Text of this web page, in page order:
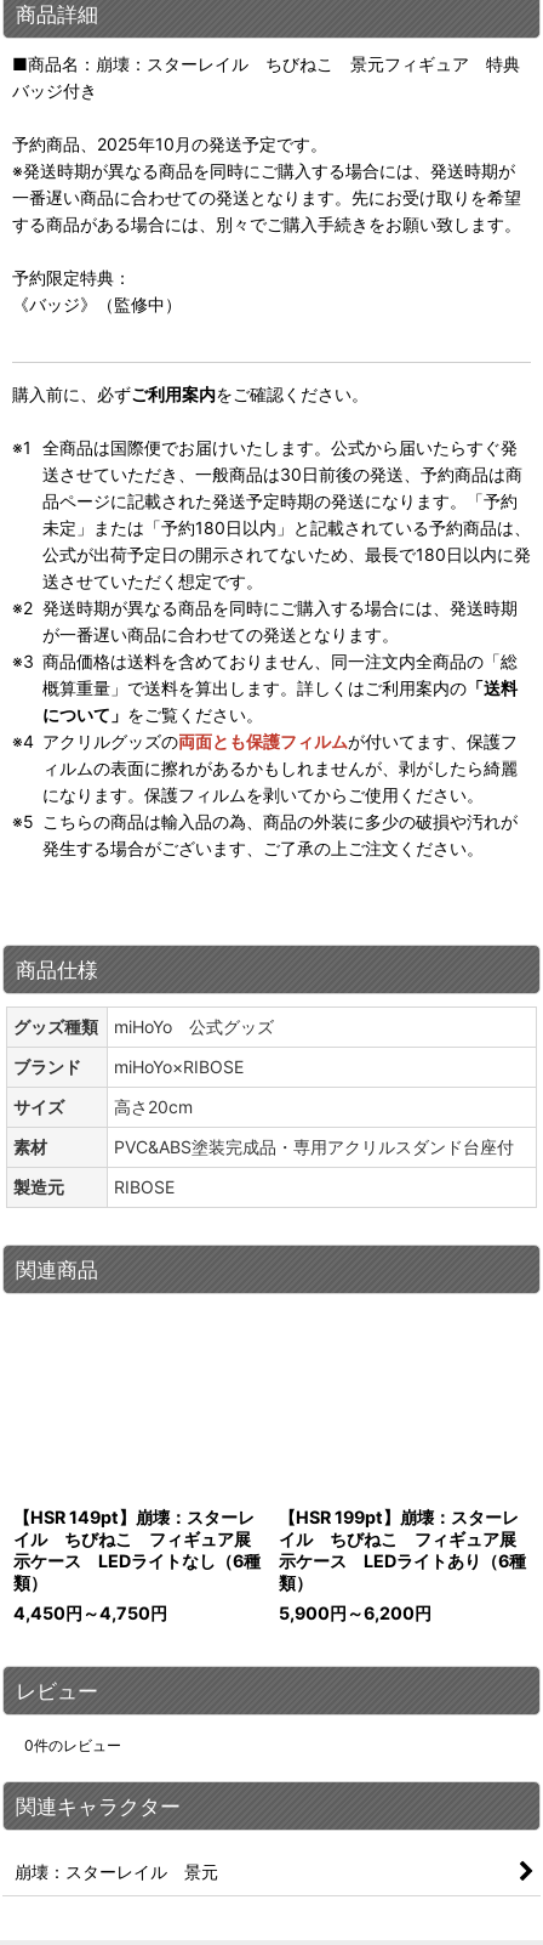
商品詳細
■商品名：崩壊：スターレイル ちびねこ 景元フィギュア 特典
バッジ付き
予約商品、2025年10月の発送予定です。
※発送時期が異なる商品を同時にご購入する場合には、発送時期が
一番遅い商品に合わせての発送となります。先にお受け取りを希望
する商品がある場合には、別々でご購入手続きをお願い致します。
予約限定特典：
《バッジ》（監修中）
購入前に、必ずご利用案内をご確認ください。
全商品は国際便でお届けいたします。公式から届いたらすぐ発
送させていただき、一般商品は30日前後の発送、予約商品は商
品ページに記載された発送予定時期の発送になります。「予約
未定」または「予約180日以内」と記載されている予約商品は、
公式が出荷予定日の開示されてないため、最長で180日以内に発
送させていただく想定です。
発送時期が異なる商品を同時にご購入する場合には、発送時期
が一番遅い商品に合わせての発送となります。
商品価格は送料を含めておりません、同一注文内全商品の「総
概算重量」で送料を算出します。詳しくはご利用案内の 「送料
について」 をご覧ください。
アクリルグッズの両面とも保護フィルムが付いてます、保護フ
ィルムの表面に擦れがあるかもしれませんが、剥がしたら綺麗
になります。保護フィルムを剥いてからご使用ください。
こちらの商品は輸入品の為、商品の外装に多少の破損や汚れが
発生する場合がございます、ご了承の上ご注文ください。
商品仕様
グッズ種類
miHoYo 公式グッズ
ブランド
miHoYo×RIBOSE
サイズ
高さ20cm
素材
PVC&ABS塗装完成品・専用アクリルスダンド台座付
製造元
RIBOSE
関連商品
【HSR 149pt】崩壊：スターレ
イル ちびねこ フィギュア展
示ケース LEDライトなし（6種
類）
4,450円 ～4,750円
【HSR 199pt】崩壊：スターレ
イル ちびねこ フィギュア展
示ケース LEDライトあり（6種
類）
5,900円 ～6,200円
レビュー
0件のレビュー
関連キャラクター
崩壊：スターレイル 景元